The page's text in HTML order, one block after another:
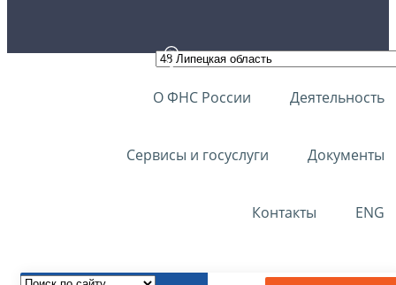
О ФНС России Деятельность
Сервисы и госуслуги Документы
Контакты ENG